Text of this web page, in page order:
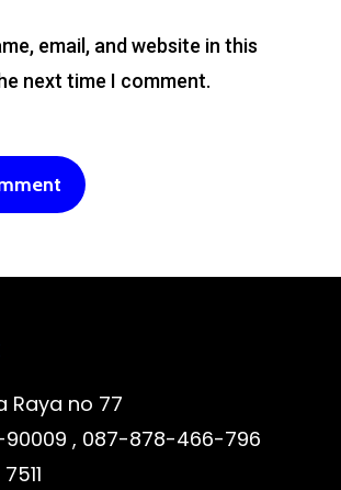
email, and website in this
next time I comment.
no 77
, 087-878-466-796